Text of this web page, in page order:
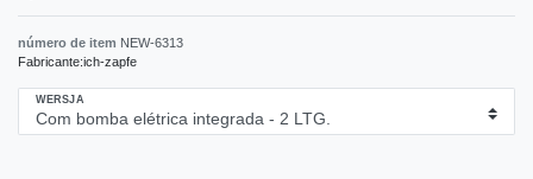
número de item NEW-6313
Fabricante:ich-zapfe
WERSJA